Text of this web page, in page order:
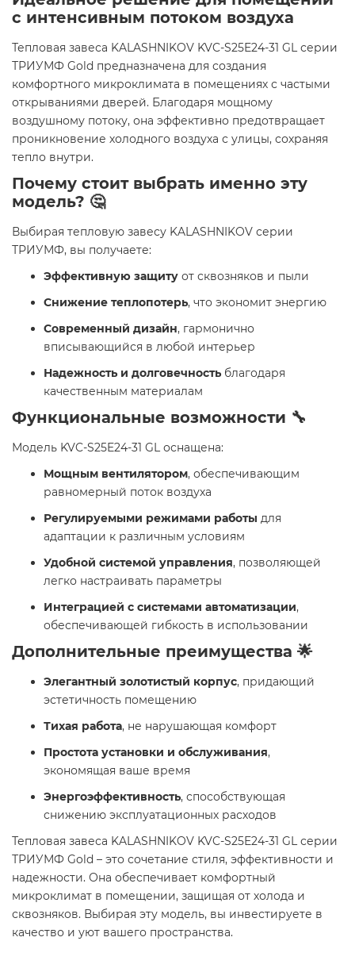
с интенсивным потоком воздуха
Тепловая завеса KALASHNIKOV KVC-S25E24-31 GL серии
ТРИУМФ Gold предназначена для создания
комфортного микроклимата в помещениях с частыми
открываниями дверей. Благодаря мощному
воздушному потоку, она эффективно предотвращает
проникновение холодного воздуха с улицы, сохраняя
тепло внутри.
Почему стоит выбрать именно эту
модель? 🤔
Выбирая тепловую завесу KALASHNIKOV серии
ТРИУМФ, вы получаете:
Эффективную защиту от сквозняков и пыли
Снижение теплопотерь, что экономит энергию
Современный дизайн, гармонично
вписывающийся в любой интерьер
Надежность и долговечность благодаря
качественным материалам
Функциональные возможности 🔧
Модель KVC-S25E24-31 GL оснащена:
Мощным вентилятором, обеспечивающим
равномерный поток воздуха
Регулируемыми режимами работы для
адаптации к различным условиям
Удобной системой управления, позволяющей
легко настраивать параметры
Интеграцией с системами автоматизации,
обеспечивающей гибкость в использовании
Дополнительные преимущества 🌟
Элегантный золотистый корпус, придающий
эстетичность помещению
Тихая работа, не нарушающая комфорт
Простота установки и обслуживания,
экономящая ваше время
Энергоэффективность, способствующая
снижению эксплуатационных расходов
Тепловая завеса KALASHNIKOV KVC-S25E24-31 GL серии
ТРИУМФ Gold – это сочетание стиля, эффективности и
надежности. Она обеспечивает комфортный
микроклимат в помещении, защищая от холода и
сквозняков. Выбирая эту модель, вы инвестируете в
качество и уют вашего пространства.